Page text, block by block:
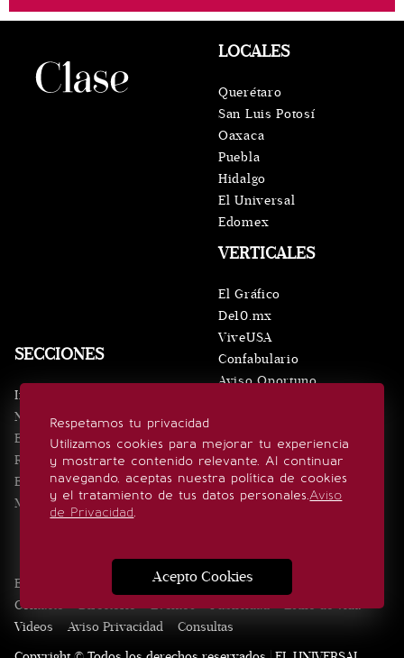
Respetamos tu privacidad
Utilizamos cookies para mejorar tu experiencia
y mostrarte contenido relevante. Al continuar
navegando, aceptas nuestra política de cookies
y el tratamiento de tus datos personales.Aviso
de Privacidad.
Acepto Cookies
SECCIONES
Inicio
Noticias
Eventos
Realeza
Estilo de vida
Minuto x Minuto
VERTICALES
El Gráfico
De10.mx
ViveUSA
Confabulario
Aviso Oportuno
LOCALES
Querétaro
San Luis Potosí
Oaxaca
Puebla
Hidalgo
El Universal
Edomex
SÍGUENOS
Edición Impresa Noticias Quiénes somos
Contacto
Directorio Eventos Publicidad
Estilo de vida
Videos
Aviso Privacidad
Consultas